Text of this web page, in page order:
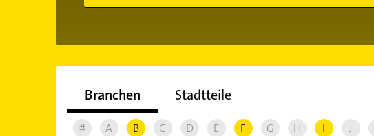
Branchen Stadtteile
# A B C D E F G H I J